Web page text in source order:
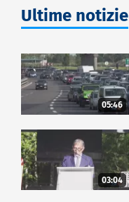
Ultime notizie
05:46
03:04